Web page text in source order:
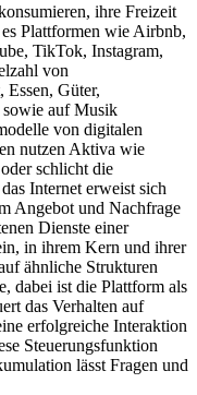
ihre Freizeit
Plattformen wie Airbnb,
TikTok, Instagram,
von
Güter,
auf Musik
von digitalen
nutzen Aktiva wie
schlicht die
Internet erweist sich
Angebot und Nachfrage
Dienste einer
in ihrem Kern und ihrer
ähnliche Strukturen
dabei ist die Plattform als
das Verhalten auf
erfolgreiche Interaktion
Steuerungsfunktion
lässt Fragen und